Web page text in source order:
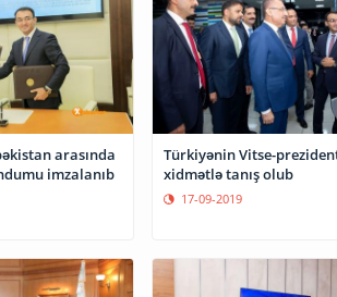
arasında
imzalanıb
Türkiyənin Vitse-
xidmətlə tanış olub
17-09-2019